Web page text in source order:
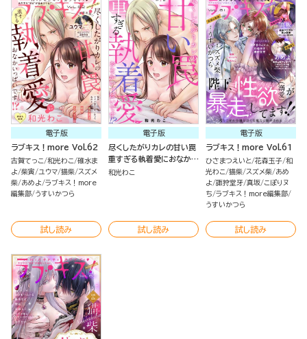
電子版
ラブキス！more Vol.62
古賀てっこ 和光わこ 碓水ま
よ 柴寅 ユウマ 猫柴 スズメ
柴 あめよ ラブキス！more
編集部 うすいかつら
試し読み
電子版
尽くしたがりカレの甘い罠
重すぎる執着愛におなかい
っぱいです!?（分冊版）
和光わこ
試し読み
電子版
ラブキス！more Vol.61
ひさまつえいと 花森玉子 和
光わこ 猫柴 スズメ柴 あめ
よ 諏狩堂牙 真坂 こぽりヌ
ち ラブキス！more編集部
うすいかつら
試し読み